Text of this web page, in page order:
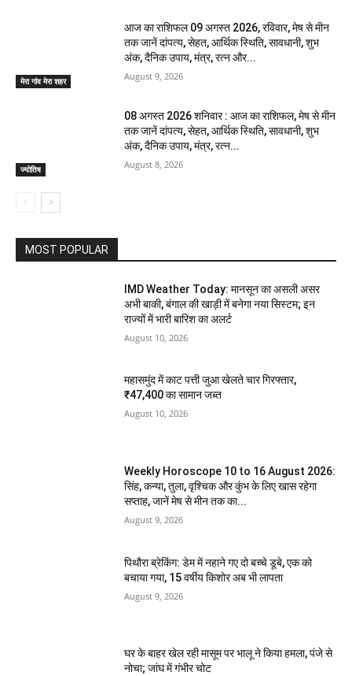
मेरा गांव मेरा शहर
आज का राशिफल 09 अगस्त 2026, रविवार, मेष से मीन
तक जानें दांपत्य, सेहत, आर्थिक स्थिति, सावधानी, शुभ
अंक, दैनिक उपाय, मंत्र, रत्न और...
August 9, 2026
ज्योतिष
08 अगस्त 2026 शनिवार : आज का राशिफल, मेष से मीन
तक जानें दांपत्य, सेहत, आर्थिक स्थिति, सावधानी, शुभ
अंक, दैनिक उपाय, मंत्र, रत्न...
August 8, 2026
MOST POPULAR
IMD Weather Today: मानसून का असली असर
अभी बाकी, बंगाल की खाड़ी में बनेगा नया सिस्टम; इन
राज्यों में भारी बारिश का अलर्ट
August 10, 2026
महासमुंद में काट पत्ती जुआ खेलते चार गिरफ्तार,
₹47,400 का सामान जब्त
August 10, 2026
Weekly Horoscope 10 to 16 August 2026:
सिंह, कन्या, तुला, वृश्चिक और कुंभ के लिए खास रहेगा
सप्ताह, जानें मेष से मीन तक का...
August 9, 2026
पिथौरा ब्रेकिंग: डेम में नहाने गए दो बच्चे डूबे, एक को
बचाया गया, 15 वर्षीय किशोर अब भी लापता
August 9, 2026
घर के बाहर खेल रही मासूम पर भालू ने किया हमला, पंजे से
नोचा; जांघ में गंभीर चोट